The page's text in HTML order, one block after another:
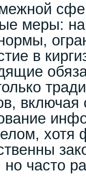
меры:
в
хотя
но часто